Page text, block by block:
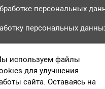
персональных
персональных
использовании
на tvr24.tv
используем файлы
для улучшения
сайта. Оставаясь на